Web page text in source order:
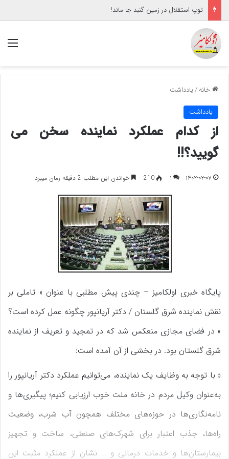
توپ استقلال در زمین گنبد جا ماند!
خانه/یادداشت
یادداشت
از کدام عملکرد نماینده سخن می
گویید؟!!
۱۴۰۲-۰۲-۰۷ ۱ 210 خواندن این مطلب 2 دقیقه زمان میبرد
پایگاه خبری اولکامیز – چندی پیش مطلبی با عنوان « تاملی بر
نقش نماینده شرق گلستان / دکتر آریانپور چگونه عمل کرده است؟
» در فضای مجازی منعکس شد که در تمجید و تعریف از نماینده
شرق گلستان بود. در بخشی از آن آمده است:
«با توجه به وظایف یک نماینده، می‌توانیم عملکرد دکتر آریانپور را
به‌عنوان وکیل مردم در خانه ملت خوب ارزیابی کنیم؛ پیگیری‌ها و
نامه‌نگاری‌ها در حوزه‌های مختلف همچون آب شرب، وضعیت
راه‌ها، جذب اعتبار برای شهرک‌های صنعتی، ساخت و تجهیز
بیمارستان‌ها و خدمات درمانی و … نشان از عملکرد مثبت این